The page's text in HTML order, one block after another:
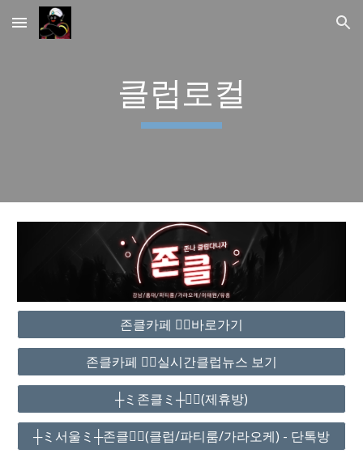
Skip to main content Skip to navigation
클럽로컬
존클카페 ❤️‍🔥바로가기
존클카페 ❤️‍🔥실시간클럽뉴스 보기
┼ミ존클ミ┼❤️‍🔥(제휴방)
┼ミ서울ミ┼존클❤️‍🔥(클럽/파티룸/가라오케) - 단톡방